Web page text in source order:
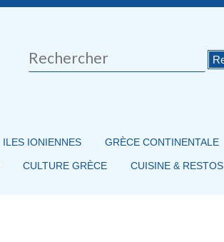
Rechercher
ILES IONIENNES GRÈCE CONTINENTALE
CULTURE GRÈCE CUISINE & RESTOS